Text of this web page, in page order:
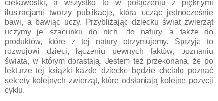
ciekawostki, a wszystko to w połączeniu z pięknymi
ilustracjami tworzy publikację, która ucząc jednocześnie
bawi, a bawiąc uczy. Przybliżając dziecku świat zwierząt
uczymy je szacunku do nich, do natury, a także do
produktów, które z tej natury otrzymujemy. Sprzyja to
rozwojowi dzieci, łączeniu pewnych faktów, poznaniu
świata, w którym dorastają. Jestem też przekonana, że po
lekturze tej książki każde dziecko będzie chciało poznać
sekrety kolejnych zwierząt, które odsłaniają kolejne pozycji
cyklu.